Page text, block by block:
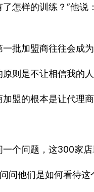
怎样的训练？”他说
批加盟商往往会成
则是不让相信我的
盟的根本是让代理
个问题，这300家
问他们是如何看待